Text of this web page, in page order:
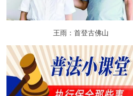
王雨：首登古佛山